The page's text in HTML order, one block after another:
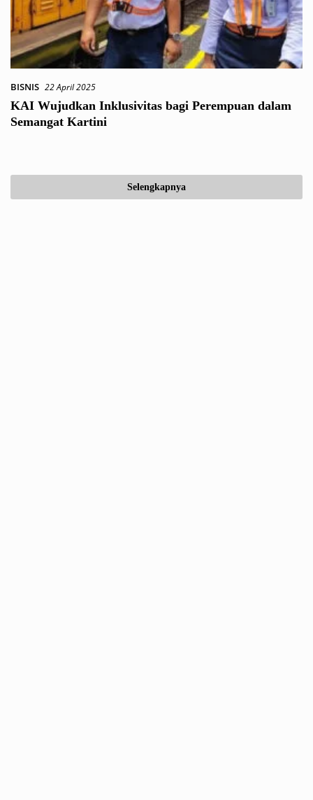
BISNIS 22 April 2025
KAI Wujudkan Inklusivitas bagi Perempuan dalam
Semangat Kartini
Selengkapnya